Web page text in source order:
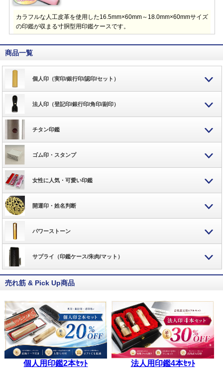
カラフルな人工皮革を使用した16.5mm×60mm～18.0mm×60mmサイズ
の印鑑が収まる寸胴型用印鑑ケースです。
商品一覧
個人印（実印/銀行印/認印/セット）
法人印（登記印/銀行印/角印/副印）
チタン印鑑
ゴム印・スタンプ
女性に人気・可愛い印鑑
開運印・姓名判断
パワーストーン
サプライ（印鑑ケース/朱肉/マット）
売れ筋 & Pick Up商品
個人用印鑑2本ｾｯﾄ 法人用印鑑4本ｾｯﾄ